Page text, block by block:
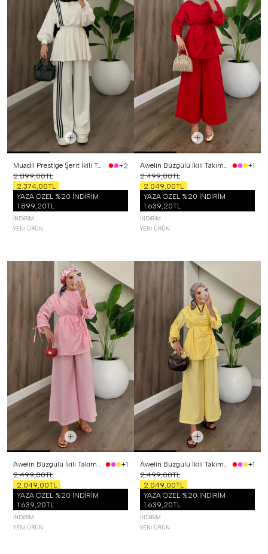
Muadil Prestige Şerit İkili Takım Beyaz
+2
2.899,00TL
2.374,00TL
YAZA ÖZEL %20 İNDİRİM
1.899,20TL
İNDIRIM
YENI ÜRÜN
Awelin Büzgülü İkili Takım Kırmızı
+1
2.499,00TL
2.049,00TL
YAZA ÖZEL %20 İNDİRİM
1.639,20TL
İNDIRIM
YENI ÜRÜN
Awelin Büzgülü İkili Takım Pembe
+1
2.499,00TL
2.049,00TL
YAZA ÖZEL %20 İNDİRİM
1.639,20TL
İNDIRIM
YENI ÜRÜN
Awelin Büzgülü İkili Takım Sarı
+1
2.499,00TL
2.049,00TL
YAZA ÖZEL %20 İNDİRİM
1.639,20TL
İNDIRIM
YENI ÜRÜN